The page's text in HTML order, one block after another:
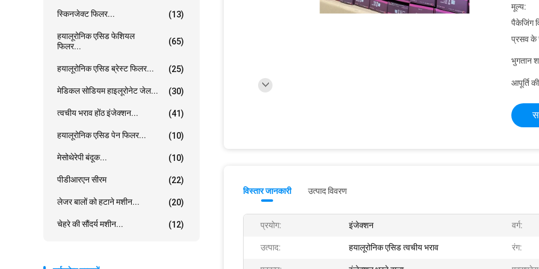
स्किनजेक्ट फिलर... (13)
हयालूरोनिक एसिड फेशियल
फिलर...
(65)
हयालूरोनिक एसिड ब्रेस्ट फिलर... (25)
मेडिकल सोडियम हाइलूरोनेट जेल... (30)
त्वचीय भराव होंठ इंजेक्शन... (41)
हयालूरोनिक एसिड पेन फिलर... (10)
मेसोथेरेपी बंदूक... (10)
पीडीआरएन सीरम (22)
लेजर बालों को हटाने मशीन... (20)
चेहरे की सौंदर्य मशीन... (12)
मूल्य:
पैकेजिंग
प्रसव के
भुगतान
आपूर्ति
विस्तार जानकारी उत्पाद विवरण
प्रयोग: इंजेक्शन वर्ग:
उत्पाद: हयालूरोनिक एसिड त्वचीय भराव रंग: